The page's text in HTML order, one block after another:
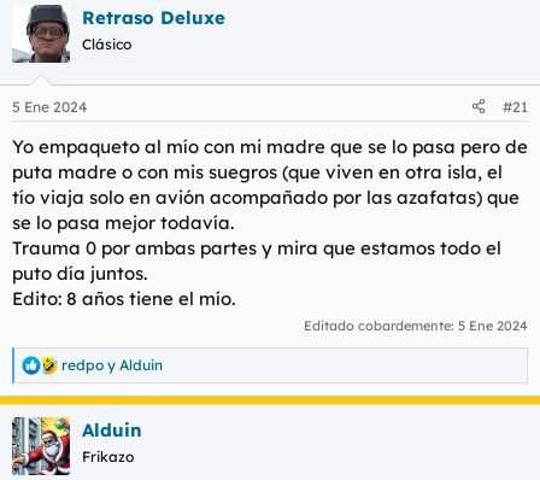
c
i
e
:
Retraso Deluxe
Clásico
5 Ene 2024 #21
Yo empaqueto al mío con mi madre que se lo pasa pero de
puta madre o con mis suegros (que viven en otra isla, el
tío viaja solo en avión acompañado por las azafatas) que
se lo pasa mejor todavía.
Trauma 0 por ambas partes y mira que estamos todo el
puto día juntos.
Edito: 8 años tiene el mío.
Editado cobardemente: 5 Ene 2024
R
e
c
c
i
redpo y Alduin
Alduin
Frikazo